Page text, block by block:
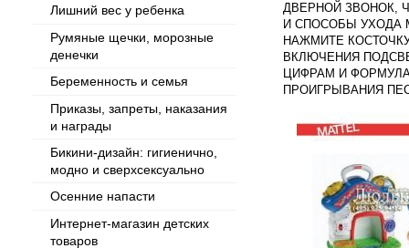
Лишний вес у ребенка
Румяные щечки, морозные
денечки
Беременность и семья
Приказы, запреты, наказания
и награды
Бикини-дизайн: гигиенично,
модно и сверхсексуально
Осенние напасти
Интернет-магазин детских
товаров
ДВЕРНОЙ ЗВОНОК,
И СПОСОБЫ
НАЖМИТЕ
ВКЛЮЧЕНИЯ
ЦИФРАМ И
ПРОИГРЫВАНИЯ